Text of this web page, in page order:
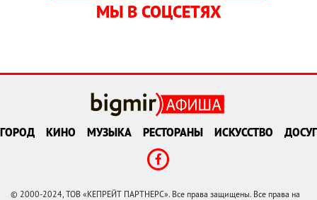
МЫ В СОЦСЕТЯХ
ГОРОД КИНО МУЗЫКА РЕСТОРАНЫ ИСКУССТВО ДОСУГ
© 2000-2024, ТОВ «КЕПРЕЙТ ПАРТНЕРС». Все права защищены. Все права на